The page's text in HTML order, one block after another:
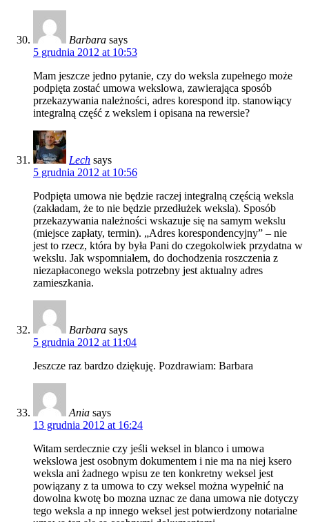
Barbara says
5 grudnia 2012 at 10:53
Mam jeszcze jedno pytanie, czy do weksla zupełnego może
podpięta zostać umowa wekslowa, zawierająca sposób
przekazywania należności, adres korespond itp. stanowiący
integralną część z wekslem i opisana na rewersie?
Lech says
5 grudnia 2012 at 10:56
Podpięta umowa nie będzie raczej integralną częścią weksla
(zakładam, że to nie będzie przedłużek weksla). Sposób
przekazywania należności wskazuje się na samym wekslu
(miejsce zapłaty, termin). „Adres korespondencyjny” – nie
jest to rzecz, która by była Pani do czegokolwiek przydatna w
wekslu. Jak wspomniałem, do dochodzenia roszczenia z
niezapłaconego weksla potrzebny jest aktualny adres
zamieszkania.
Barbara says
5 grudnia 2012 at 11:04
Jeszcze raz bardzo dziękuję. Pozdrawiam: Barbara
Ania says
13 grudnia 2012 at 16:24
Witam serdecznie czy jeśli weksel in blanco i umowa
wekslowa jest osobnym dokumentem i nie ma na niej ksero
weksla ani żadnego wpisu ze ten konkretny weksel jest
powiązany z ta umowa to czy weksel można wypełnić na
dowolna kwotę bo mozna uznac ze dana umowa nie dotyczy
tego weksla a np innego weksel jest potwierdzony notarialne